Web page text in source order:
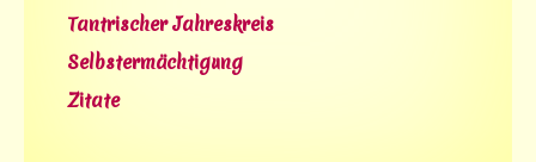
Tantrischer Jahreskreis
Selbstermächtigung
Zitate